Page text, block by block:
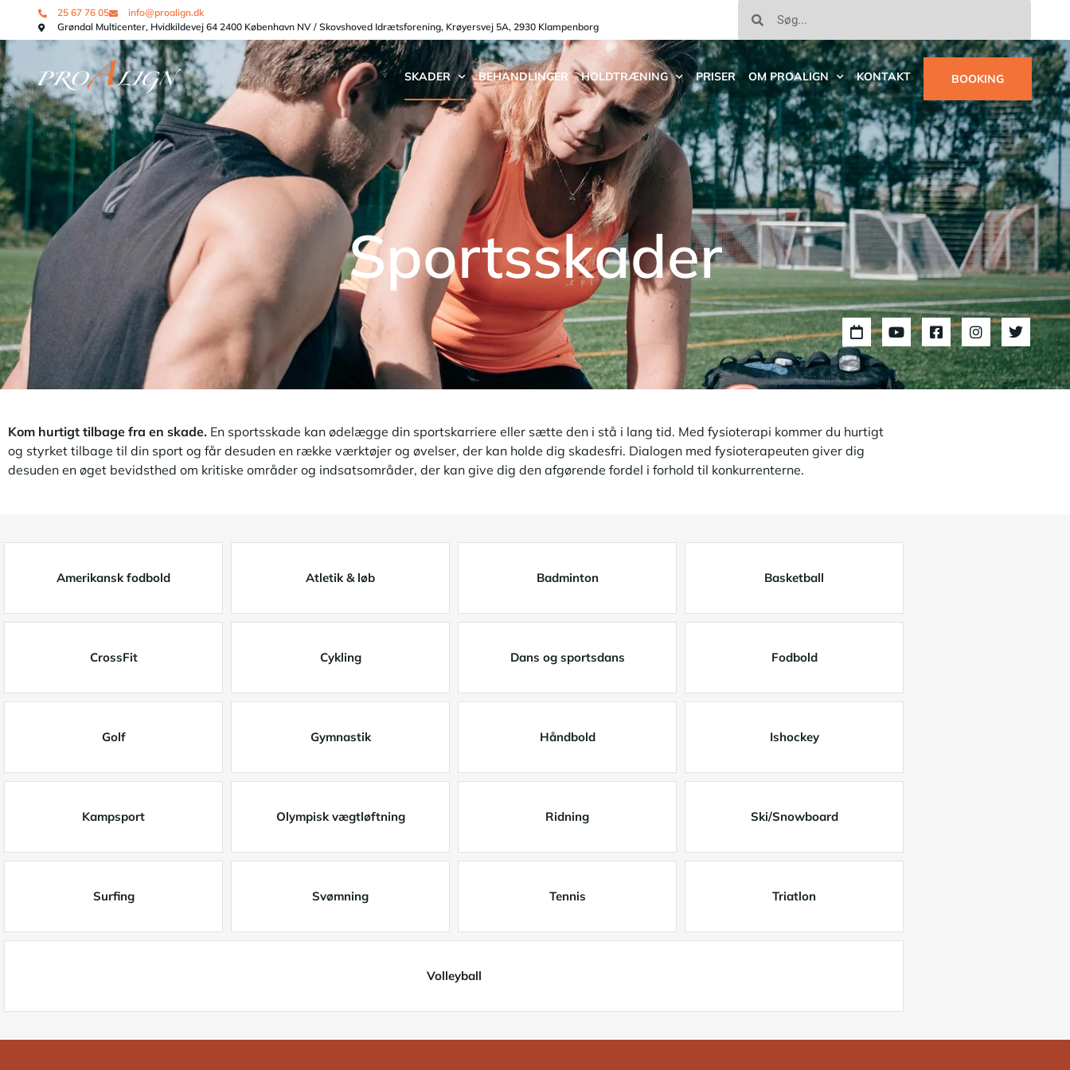
25 67 76 05
info@proalign.dk
Grøndal Multicenter, Hvidkildevej 64 2400 København NV / Skovshoved Idrætsforening, Krøyersvej 5A, 2930 Klampenborg
SKADER BEHANDLINGER HOLDTRÆNING PRISER OM PROALIGN KONTAKT BOOKING
Sportsskader
Kom hurtigt tilbage fra en skade. En sportsskade kan ødelægge din sportskarriere eller sætte den i stå i lang tid. Med fysioterapi kommer du hurtigt
og styrket tilbage til din sport og får desuden en række værktøjer og øvelser, der kan holde dig skadesfri. Dialogen med fysioterapeuten giver dig
desuden en øget bevidsthed om kritiske områder og indsatsområder, der kan give dig den afgørende fordel i forhold til konkurrenterne.
Amerikansk fodbold Atletik & løb Badminton Basketball
CrossFit Cykling Dans og sportsdans Fodbold
Golf Gymnastik Håndbold Ishockey
Kampsport Olympisk vægtløftning Ridning Ski/Snowboard
Surfing Svømning Tennis Triatlon
Volleyball